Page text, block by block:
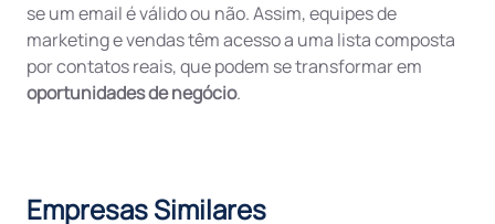
se um email é válido ou não. Assim, equipes de
marketing e vendas têm acesso a uma lista composta
por contatos reais, que podem se transformar em
oportunidades de negócio.
Empresas Similares